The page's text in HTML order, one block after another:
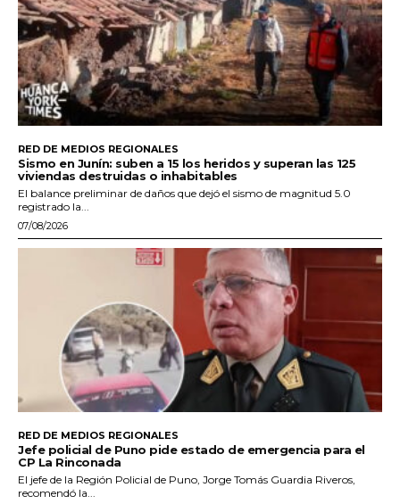
RED DE MEDIOS REGIONALES
Sismo en Junín: suben a 15 los heridos y superan las 125
viviendas destruidas o inhabitables
El balance preliminar de daños que dejó el sismo de magnitud 5.0
registrado la...
07/08/2026
RED DE MEDIOS REGIONALES
Jefe policial de Puno pide estado de emergencia para el
CP La Rinconada
El jefe de la Región Policial de Puno, Jorge Tomás Guardia Riveros,
recomendó la...